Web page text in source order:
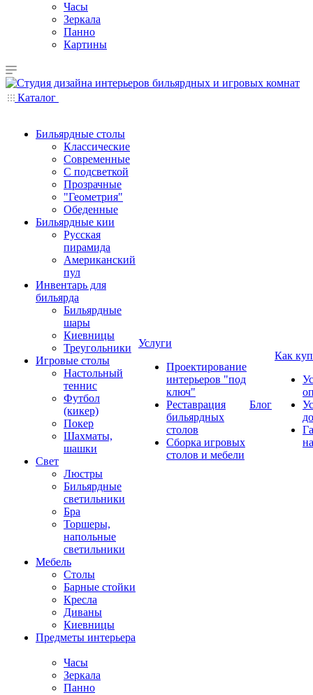
Часы
Зеркала
Панно
Картины
Каталог
Бильярдные столы
Классические
Современные
С подсветкой
Прозрачные
"Геометрия"
Обеденные
Бильярдные кии
Русская
пирамида
Американский
пул
Инвентарь для
бильярда
Бильярдные
шары
Киевницы
Треугольники
Игровые столы
Настольный
теннис
Футбол
(кикер)
Покер
Шахматы,
шашки
Свет
Люстры
Бильярдные
светильники
Бра
Торшеры,
напольные
светильники
Мебель
Столы
Барные стойки
Кресла
Диваны
Киевницы
Предметы интерьера
Часы
Зеркала
Панно
Услуги
Проектирование
интерьеров "под
ключ"
Реставрация
бильярдных
столов
Сборка игровых
столов и мебели
Блог
Как